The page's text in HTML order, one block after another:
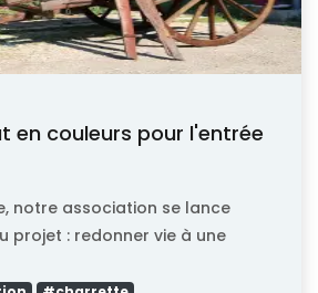
en couleurs pour l'entrée
notre association se lance
projet : redonner vie à une